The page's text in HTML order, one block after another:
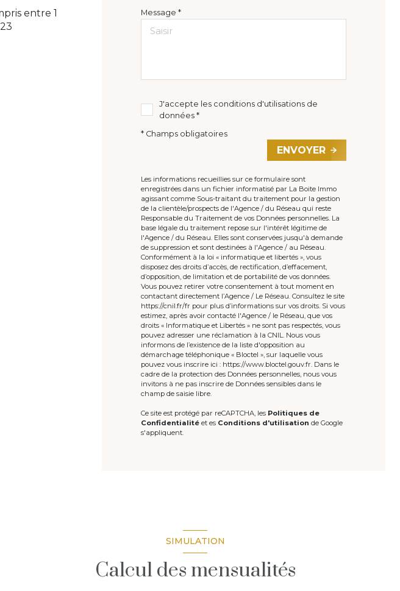
avec
de
entre 1
Message *
J'accepte les conditions d'utilisations de
données *
* Champs obligatoires
ENVOYER
Les informations recueillies sur ce formulaire sont
enregistrées dans un fichier informatisé par La Boite Immo
agissant comme Sous-traitant du traitement pour la gestion
de la clientèle/prospects de l'Agence / du Réseau qui reste
Responsable du Traitement de vos Données personnelles. La
base légale du traitement repose sur l'intérêt légitime de
l'Agence / du Réseau. Elles sont conservées jusqu'à demande
de suppression et sont destinées à l'Agence / au Réseau.
Conformément à la loi « informatique et libertés », vous
disposez des droits d’accès, de rectification, d’effacement,
d’opposition, de limitation et de portabilité de vos données.
Vous pouvez retirer votre consentement à tout moment en
contactant directement l’Agence / Le Réseau. Consultez le site
https://cnil.fr/fr pour plus d’informations sur vos droits. Si vous
estimez, après avoir contacté l'Agence / le Réseau, que vos
droits « Informatique et Libertés » ne sont pas respectés, vous
pouvez adresser une réclamation à la CNIL. Nous vous
informons de l’existence de la liste d'opposition au
démarchage téléphonique « Bloctel », sur laquelle vous
pouvez vous inscrire ici : https://www.bloctel.gouv.fr. Dans le
cadre de la protection des Données personnelles, nous vous
invitons à ne pas inscrire de Données sensibles dans le
champ de saisie libre.
Ce site est protégé par reCAPTCHA, les Politiques de
Confidentialitéet es Conditions d'utilisation de Google
s'appliquent.
SIMULATION
Calcul des mensualités